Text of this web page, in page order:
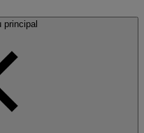
principal